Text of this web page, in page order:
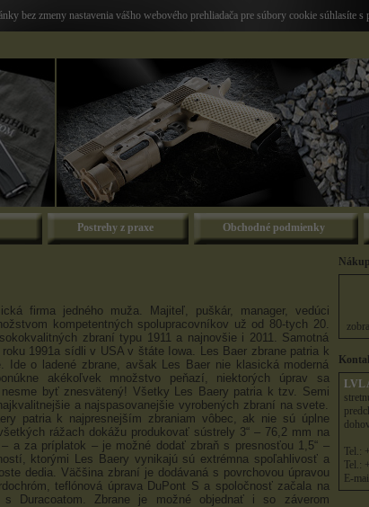
bez zmeny nastavenia vášho webového prehliadača pre súbory cookie súhlasíte s
Postrehy z praxe Obchodné podmienky
firma jedného muža. Majiteľ, puškár, manager, vedúci
kompetentných spolupracovníkov už od 80-tych 20.
zbraní typu 1911 a najnovšie i 2011. Samotná
1991a sídli v USA v štáte Iowa. Les Baer zbrane patria k
Ide o ladené zbrane, avšak Les Baer nie klasická moderná
akékoľvek množstvo peňazí, niektorých úprav sa
byť znesvätený! Všetky Les Baery patria k tzv. Semi
a najspasovanejšie vyrobených zbraní na svete.
patria k najpresnejším zbraniam vôbec, ak nie sú úplne
rážach dokážu produkovať sústrely 3“ – 76,2 mm na
a za príplatok – je možné dodať zbraň s presnosťou 1,5“ –
ktorými Les Baery vynikajú sú extrémna spoľahlivosť a
dedia. Väčšina zbraní je dodávaná s povrchovou úpravou
teflónová úprava DuPont S a spoločnosť začala na
s Duracoatom. Zbrane je možné objednať i so záverom
LVL
Tel.:
Tel.:
E-